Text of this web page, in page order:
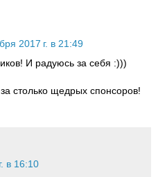
2017 г. в 21:49
И радуюсь за себя :)))
столько щедрых спонсоров!
в 16:10